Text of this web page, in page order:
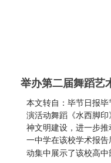
举办第二届舞蹈艺
本文转自：毕节日报
演活动舞蹈《水西脚
神文明建设，进一步
一中学在该校学术报
动集中展示了该校高